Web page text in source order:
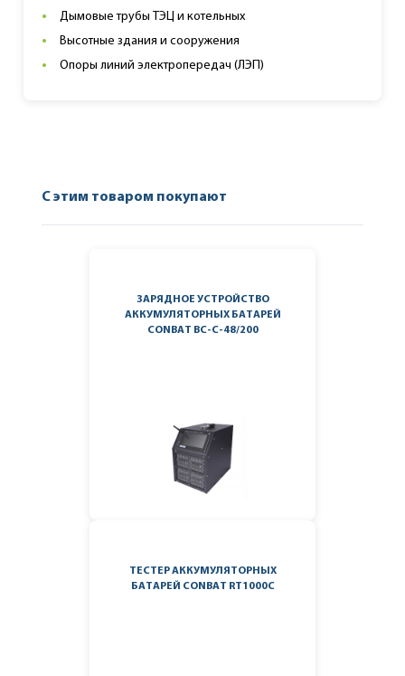
Дымовые трубы ТЭЦ и котельных
Высотные здания и сооружения
Опоры линий электропередач (ЛЭП)
С этим товаром покупают
ЗАРЯДНОЕ УСТРОЙСТВО
АККУМУЛЯТОРНЫХ БАТАРЕЙ
CONBAT BC-C-48/200
ТЕСТЕР АККУМУЛЯТОРНЫХ
БАТАРЕЙ CONBAT RT1000C